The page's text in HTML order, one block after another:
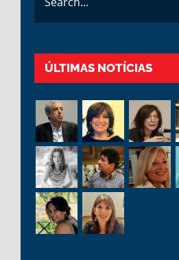
for:
ÚLTIMAS NOTÍCIAS